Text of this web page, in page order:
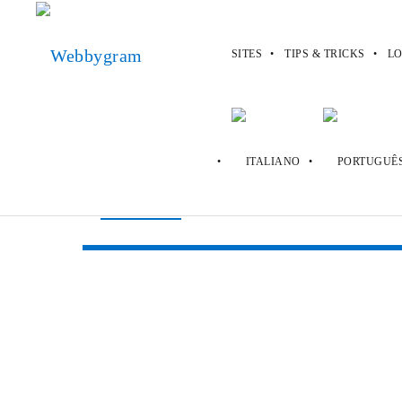
SITES TIPS & TRICKS
Boohoo